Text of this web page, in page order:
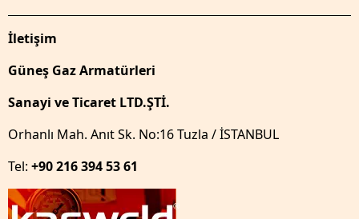
İletişim
Güneş Gaz Armatürleri
Sanayi ve Ticaret LTD.ŞTİ.
Orhanlı Mah. Anıt Sk. No:16 Tuzla / İSTANBUL
Tel: +90 216 394 53 61